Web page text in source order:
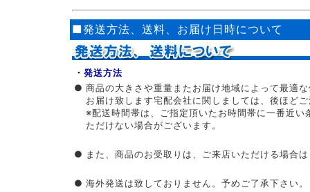
■発送方法、送料、お届け日時について
・発送方法
● 商品の大きさや重量またお届け地域によって最適
お届け致します宅配会社に関しましては、後ほど
※配送時間帯は、ご指定頂いたお時間帯に一番近
ただけない場合がございます。
● また、商品のお受取りは、ご来店いただける場合
● 海外発送は致しておりません。予めご了承下さい。